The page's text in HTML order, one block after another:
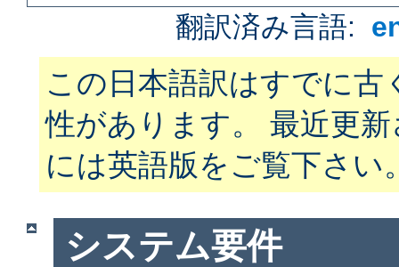
翻訳済み言語:
この日本語訳はすでに古
性があります。 最近更
には英語版をご覧下さい
システム要件